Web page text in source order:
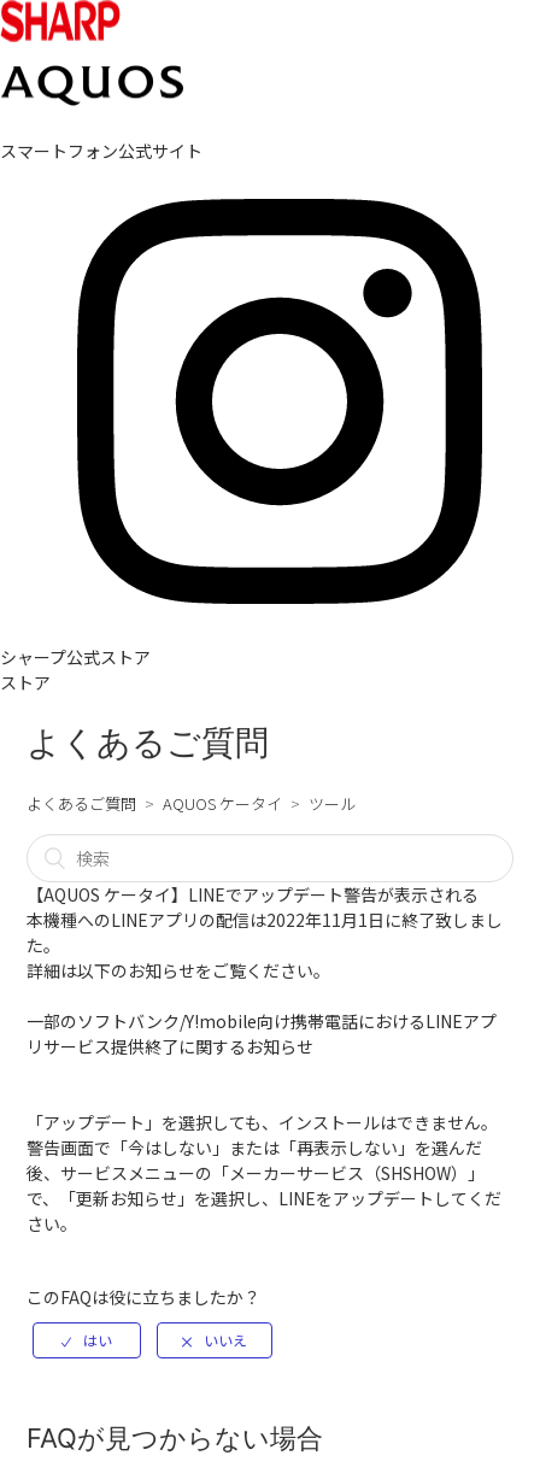
スマートフォン公式サイト
シャープ公式ストア
ストア
よくあるご質問
よくあるご質問 AQUOS ケータイ ツール
【AQUOS ケータイ】LINEでアップデート警告が表示される
本機種へのLINEアプリの配信は2022年11月1日に終了致しまし
た。
詳細は以下のお知らせをご覧ください。
一部のソフトバンク/Y!mobile向け携帯電話におけるLINEアプ
リサービス提供終了に関するお知らせ
「アップデート」を選択しても、インストールはできません。
警告画面で「今はしない」または「再表示しない」を選んだ
後、サービスメニューの「メーカーサービス（SHSHOW）」
で、「更新お知らせ」を選択し、LINEをアップデートしてくだ
さい。
このFAQは役に立ちましたか？
FAQが見つからない場合